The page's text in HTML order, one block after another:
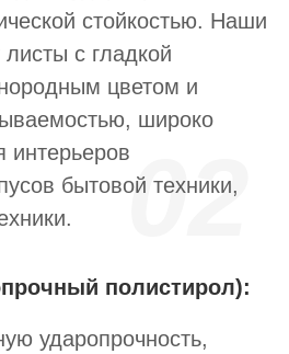
стойкостью. Наши
с гладкой
цветом и
широко
интерьеров
бытовой техники,
02
полистирол):
ударопрочность,